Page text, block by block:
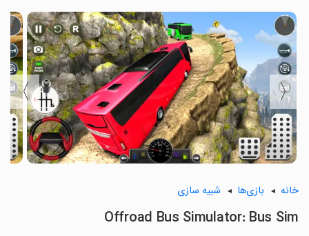
〈
〉
خانه بازی‌ها شبیه سازی
Offroad Bus Simulator: Bus Sim